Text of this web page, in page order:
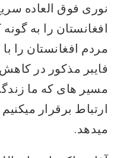
نوری فوق العاده
افغانستان را به
مردم افغانستان را
فایبر مذکور در
مسیر های که ما
ارتباط برقرار
میدهد.